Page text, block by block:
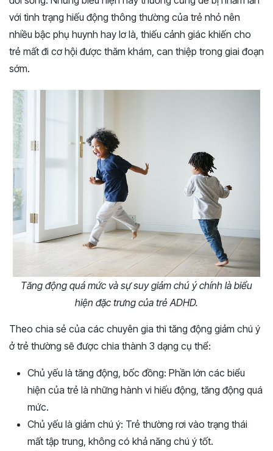
với tình trạng hiếu động thông thường của trẻ nhỏ nên
nhiều bậc phụ huynh hay lơ là, thiếu cảnh giác khiến cho
trẻ mất đi cơ hội được thăm khám, can thiệp trong giai đoạn
sớm.
Tăng động quá mức và sự suy giảm chú ý chính là biểu
hiện đặc trưng của trẻ ADHD.
Theo chia sẻ của các chuyên gia thì tăng động giảm chú ý
ở trẻ thường sẽ được chia thành 3 dạng cụ thể:
Chủ yếu là tăng động, bốc đồng: Phần lớn các biểu
hiện của trẻ là những hành vi hiếu động, tăng động quá
mức.
Chủ yếu là giảm chú ý: Trẻ thường rơi vào trạng thái
mất tập trung, không có khả năng chú ý tốt.